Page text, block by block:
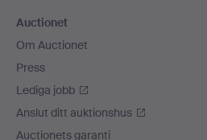
Auctionet
Om Auctionet
Press
Lediga jobb
Anslut ditt auktionshus
Auctionets garanti